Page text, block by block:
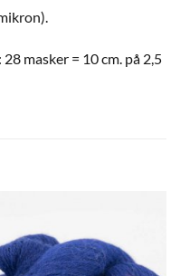
masker = 10 cm. på 2,5